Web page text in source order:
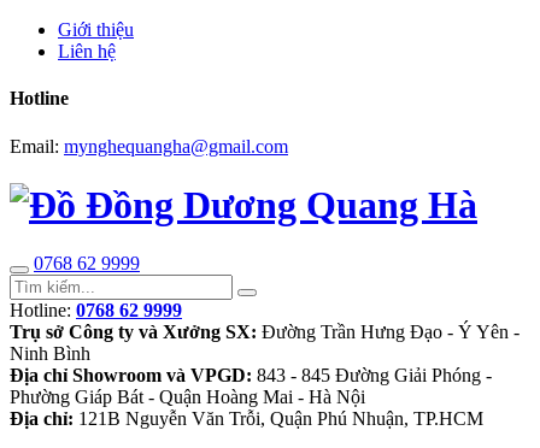
Giới thiệu
Liên hệ
Hotline
Email: mynghequangha@gmail.com
0768 62 9999
Hotline: 0768 62 9999
Trụ sở Công ty và Xưởng SX: Đường Trần Hưng Đạo - Ý Yên -
Ninh Bình
Địa chỉ Showroom và VPGD: 843 - 845 Đường Giải Phóng -
Phường Giáp Bát - Quận Hoàng Mai - Hà Nội
Địa chỉ: 121B Nguyễn Văn Trỗi, Quận Phú Nhuận, TP.HCM